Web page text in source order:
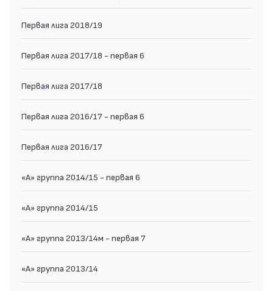
Первая лига 2018/19
Первая лига 2017/18 - первая 6
Первая лига 2017/18
Первая лига 2016/17 - первая 6
Первая лига 2016/17
«А» группа 2014/15 - первая 6
«А» группа 2014/15
«А» группа 2013/14м - первая 7
«А» группа 2013/14